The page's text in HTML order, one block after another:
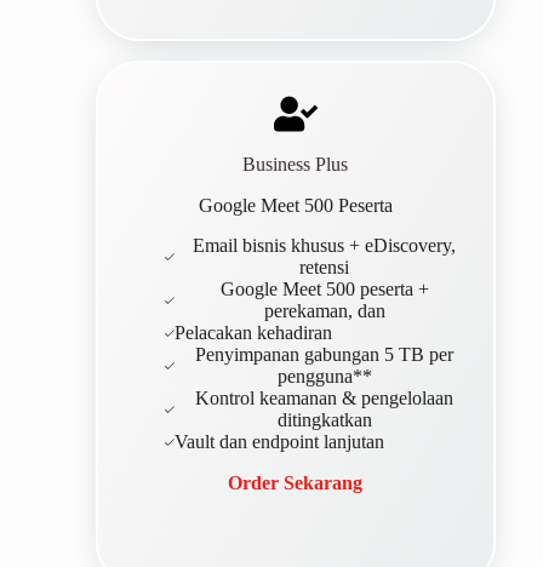
Business Plus
Google Meet 500 Peserta
Email bisnis khusus + eDiscovery,
retensi
Google Meet 500 peserta +
perekaman, dan
Pelacakan kehadiran
Penyimpanan gabungan 5 TB per
pengguna**
Kontrol keamanan & pengelolaan
ditingkatkan
Vault dan endpoint lanjutan
Order Sekarang